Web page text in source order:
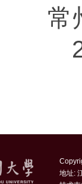
常州
地址: